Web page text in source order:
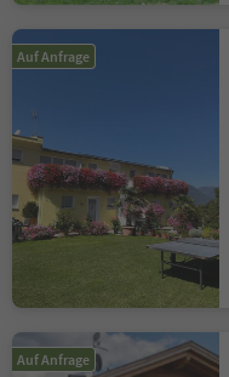
Auf Anfrage
Auf Anfrage